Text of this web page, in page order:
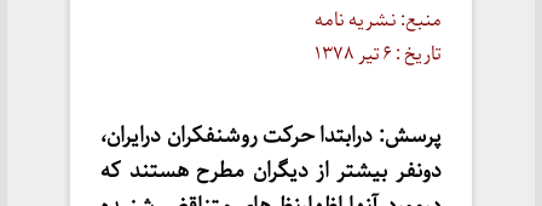
منبع: نشریه نامه
تاریخ : ۶ تیر ۱۳۷۸
پرسش: درابتدا حرکت روشنفکران درایران،
دونفر بیشتر از دیگران مطرح هستند که